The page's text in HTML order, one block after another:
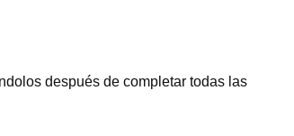
después de completar todas las